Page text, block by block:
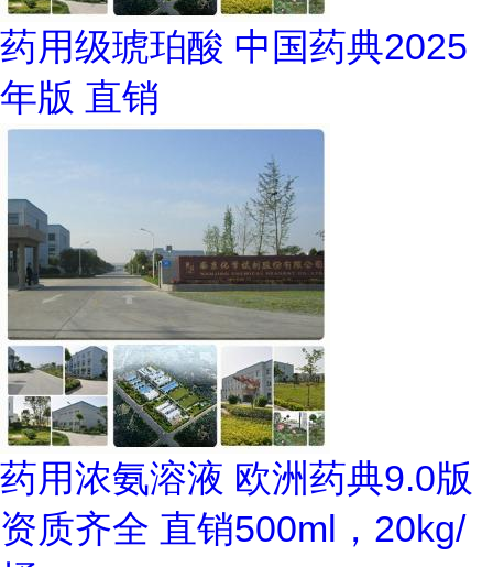
药用级琥珀酸 中国药典2025
年版 直销
药用浓氨溶液 欧洲药典9.0版
资质齐全 直销500ml，20kg/